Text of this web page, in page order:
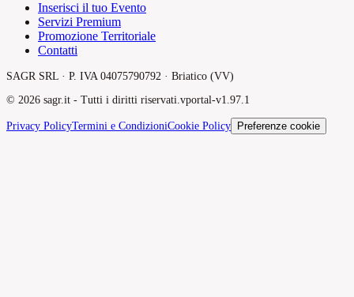
Inserisci il tuo Evento
Servizi Premium
Promozione Territoriale
Contatti
SAGR SRL · P. IVA 04075790792 · Briatico (VV)
© 2026 sagr.it - Tutti i diritti riservati.vportal-v1.97.1
Privacy PolicyTermini e CondizioniCookie Policy Preferenze cookie